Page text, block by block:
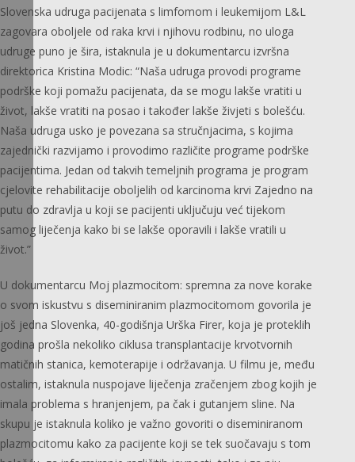
Slovenska udruga pacijenata s limfomom i leukemijom L&L
zagovara oboljele od raka krvi i njihovu rodbinu, no uloga
udruge puno je šira, istaknula je u dokumentarcu izvršna
direktorica Kristina Modic: “Naša udruga provodi programe
podrške koji pomažu pacijenata, da se mogu lakše vratiti u
život, lakše vratiti na posao i također lakše živjeti s bolešću.
Naša udruga usko je povezana sa stručnjacima, s kojima
zajednički razvijamo i provodimo različite programe podrške
pacijentima. Jedan od takvih temeljnih programa je program
cjelovite rehabilitacije oboljelih od karcinoma krvi Zajedno na
putu do zdravlja u koji se pacijenti uključuju već tijekom
samog liječenja kako bi se lakše oporavili i lakše vratili u
život.”
U dokumentarcu Moj plazmocitom: spremna za nove korake
o svom iskustvu s diseminiranim plazmocitomom govorila je
još jedna Slovenka, 40-godišnja Urška Firer, koja je proteklih
godina prošla nekoliko ciklusa transplantacije krvotvornih
matičnih stanica, kemoterapije i održavanja. U filmu je, među
ostalim, istaknula nuspojave liječenja zračenjem zbog kojih je
imala problema s hranjenjem, pa čak i gutanjem sline. Na
skupu je istaknula koliko je važno govoriti o diseminiranom
plazmocitomu kako za pacijente koji se tek suočavaju s tom